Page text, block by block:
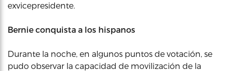
exvicepresidente.
Bernie conquista a los hispanos
Durante la noche, en algunos puntos de votación, se
pudo observar la capacidad de movilización de la